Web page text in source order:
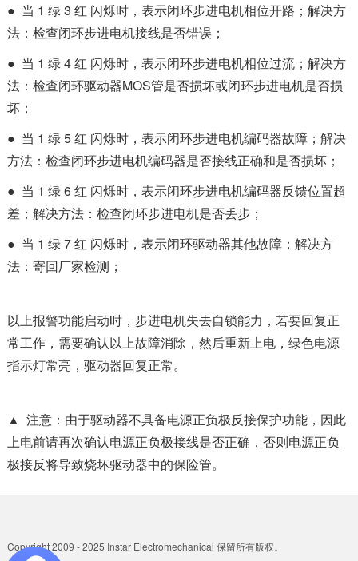
● 当 1 绿 3 红 闪烁时，表示闭环步进电机相位开路；解决方
法：检查闭环步进电机接线是否错误；
● 当 1 绿 4 红 闪烁时，表示闭环步进电机相位过流；解决方
法：检查闭环驱动器MOS管是否损坏或闭环步进电机是否损
坏；
● 当 1 绿 5 红 闪烁时，表示闭环步进电机编码器故障；解决
方法：检查闭环步进电机编码器是否接线正确和是否损坏；
● 当 1 绿 6 红 闪烁时，表示闭环步进电机编码器反馈位置超
差；解决方法：检查闭环步进电机是否丢步；
● 当 1 绿 7 红 闪烁时，表示闭环驱动器其他故障；解决方
法：寄回厂家检测；
以上报警功能启动时，步进电机失去自锁能力，若要回复正
常工作，需要确认以上故障消除，然后重新上电，绿色电源
指示灯常亮，驱动器回复正常。
▲ 注意：由于驱动器不具备电源正负极反接保护功能，因此
上电前请再次确认电源正负极接线是否正确，否则电源正负
极接反将导致烧坏驱动器中的保险管。
Copyright 2009 - 2025 Instar Electromechanical 保留所有版权。